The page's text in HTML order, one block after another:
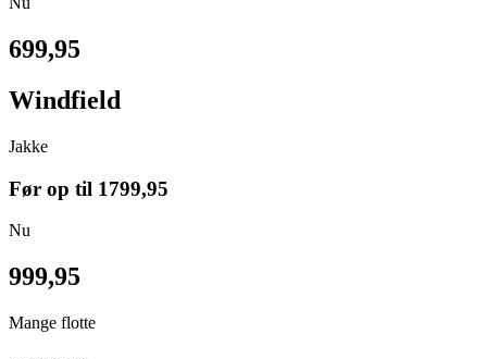
699,95
Windfield
Jakke
Før op til 1799,95
Nu
999,95
Mange flotte